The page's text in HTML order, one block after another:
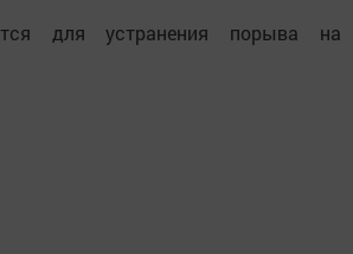
для устранения порыва на